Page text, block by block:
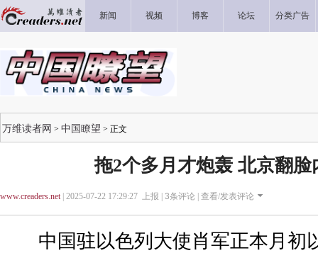
新闻 视频 博客 论坛 分类广告
万维读者网 > 中国瞭望 > 正文
拖2个多月才炮轰 北京翻脸
www.creaders.net| 2025-07-22 17:29:27 上报 | 3条评论 | 查看/发表评论
中国驻以色列大使肖军正本月初